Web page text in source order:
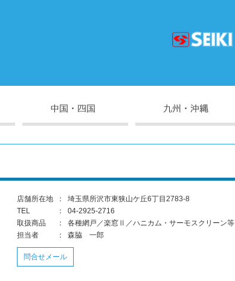
店舗所在地 ：
埼玉県所沢市東狭山ケ丘6丁目2783-8
TEL
：
04-2925-2716
取扱商品
：
各種網戸／楽窓Ⅱ／ハニカム・サーモスクリーン等
担当者
： 森脇 一郎
問合せメール